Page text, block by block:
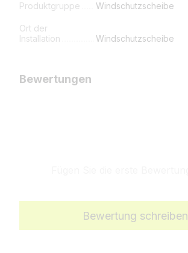
Produktgruppe Windschutzscheibe
Ort der
Installation
Windschutzscheibe
Bewertungen
Bewertung schreiben